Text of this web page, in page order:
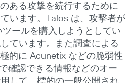
ある攻撃を続行するために
います。Talos は、攻撃者が
ールを購入しようとしてい
ています。また調査による
的に Acunetix などの脆弱性
確認できる情報などのオー